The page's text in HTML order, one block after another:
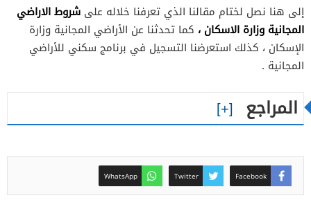
إلى هنا نصل لختام مقالنا الذي تعرفنا خلاله على شروط الاراضي
المجانية وزارة الاسكان ، كما تحدثنا عن الأراضي المجانية وزارة
الإسكان ، كذلك استعرضنا التسجيل في برنامج سكني للأراضي
المجانية .
المراجع
Facebook
Twitter
WhatsApp